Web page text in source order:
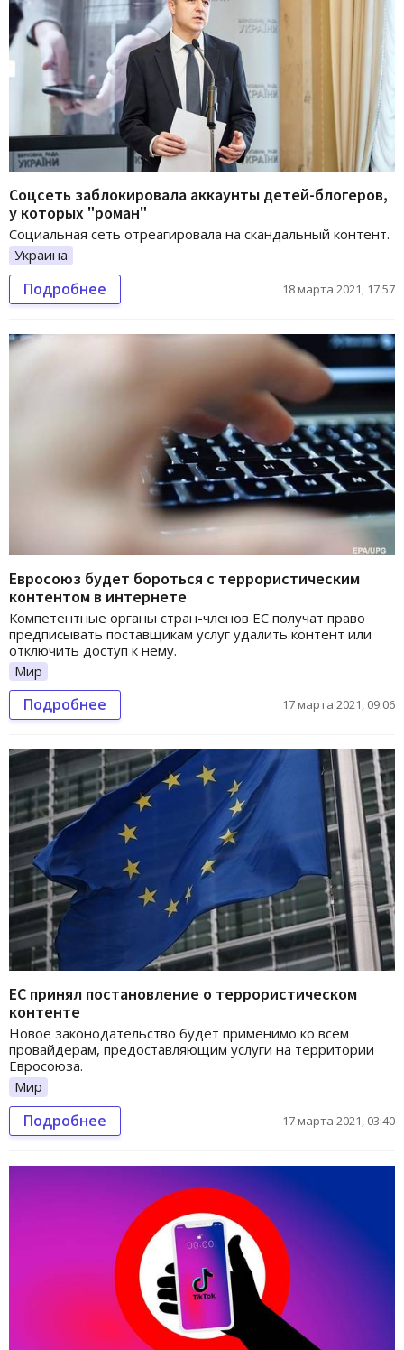
Соцсеть заблокировала аккаунты детей-блогеров,
у которых "роман"
Социальная сеть отреагировала на скандальный контент.
Украина
Подробнее 18 марта 2021, 17:57
Евросоюз будет бороться с террористическим
контентом в интернете
Компетентные органы стран-членов ЕС получат право
предписывать поставщикам услуг удалить контент или
отключить доступ к нему.
Мир
Подробнее 17 марта 2021, 09:06
ЕС принял постановление о террористическом
контенте
Новое законодательство будет применимо ко всем
провайдерам, предоставляющим услуги на территории
Евросоюза.
Мир
Подробнее 17 марта 2021, 03:40